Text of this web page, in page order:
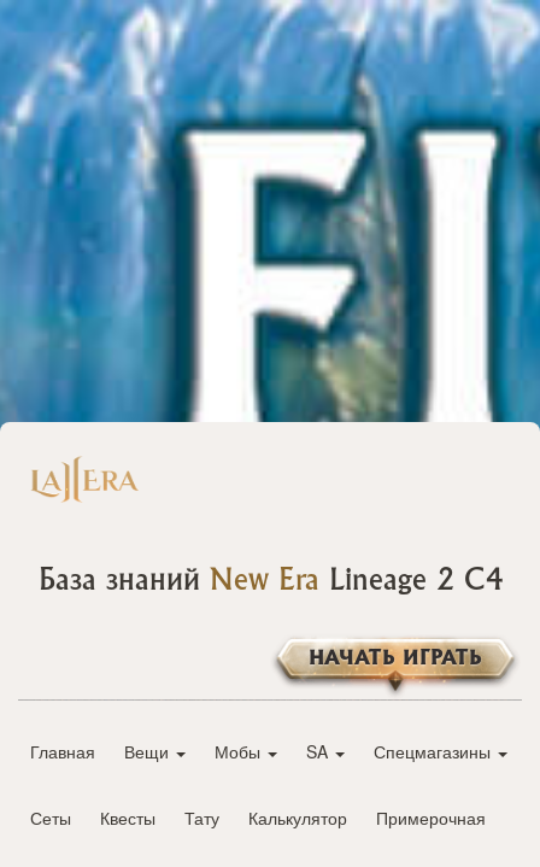
База знаний New Era Lineage 2 C4
НАЧАТЬ ИГРАТЬ
Главная Вещи Мобы SA Спецмагазины
Сеты Квесты Тату Калькулятор Примерочная